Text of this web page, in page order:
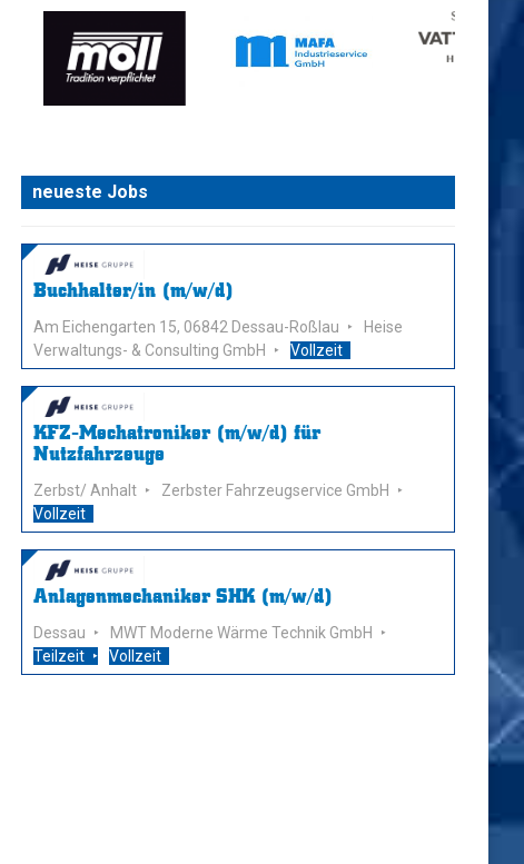
neueste Jobs
Buchhalter/in (m/w/d)
Am Eichengarten 15, 06842 Dessau-Roßlau
Heise
Verwaltungs- & Consulting GmbH
Vollzeit
KFZ-Mechatroniker (m/w/d) für
Nutzfahrzeuge
Zerbst/ Anhalt
Zerbster Fahrzeugservice GmbH
Vollzeit
Anlagenmechaniker SHK (m/w/d)
Dessau
MWT Moderne Wärme Technik GmbH
Teilzeit
Vollzeit